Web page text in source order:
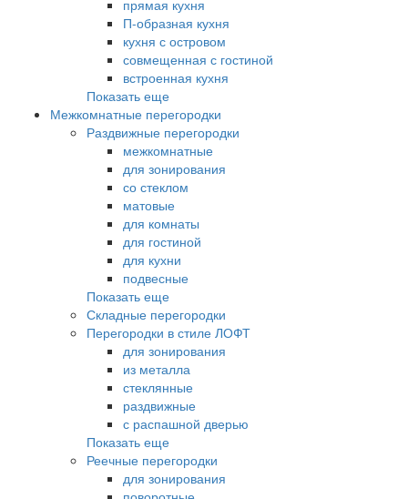
прямая кухня
П-образная кухня
кухня с островом
совмещенная с гостиной
встроенная кухня
Показать еще
Межкомнатные перегородки
Раздвижные перегородки
межкомнатные
для зонирования
со стеклом
матовые
для комнаты
для гостиной
для кухни
подвесные
Показать еще
Складные перегородки
Перегородки в стиле ЛОФТ
для зонирования
из металла
стеклянные
раздвижные
с распашной дверью
Показать еще
Реечные перегородки
для зонирования